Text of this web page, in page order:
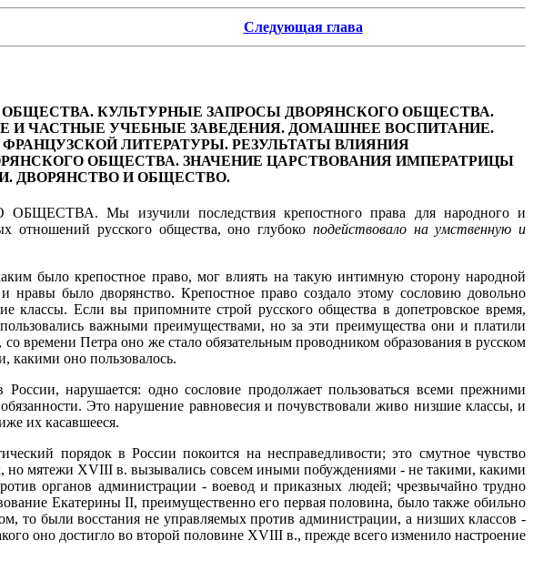
Следующая глава
КУЛЬТУРНЫЕ ЗАПРОСЫ ДВОРЯНСКОГО ОБЩЕСТВА.
И ЧАСТНЫЕ УЧЕБНЫЕ ЗАВЕДЕНИЯ. ДОМАШНЕЕ ВОСПИТАНИЕ.
ЛИТЕРАТУРЫ. РЕЗУЛЬТАТЫ ВЛИЯНИЯ
ОБЩЕСТВА. ЗНАЧЕНИЕ ЦАРСТВОВАНИЯ ИМПЕРАТРИЦЫ
ДВОРЯНСТВО И ОБЩЕСТВО.
ОБЩЕСТВА. Мы изучили последствия крепостного права для народного и
отношений русского общества, оно глубоко подействовало на умственную и
было крепостное право, мог влиять на такую интимную сторону народной
было дворянство. Крепостное право создало этому сословию довольно
классы. Если вы припомните строй русского общества в допетровское время,
важными преимуществами, но за эти преимущества они и платили
времени Петра оно же стало обязательным проводником образования в русском
какими оно пользовалось.
нарушается: одно сословие продолжает пользоваться всеми прежними
Это нарушение равновесия и почувствовали живо низшие классы, и
их касавшееся.
порядок в России покоится на несправедливости; это смутное чувство
но мятежи XVIII в. вызывались совсем иными побуждениями - не такими, какими
органов администрации - воевод и приказных людей; чрезвычайно трудно
Екатерины II, преимущественно его первая половина, было также обильно
то были восстания не управляемых против администрации, а низших классов -
оно достигло во второй половине XVIII в., прежде всего изменило настроение